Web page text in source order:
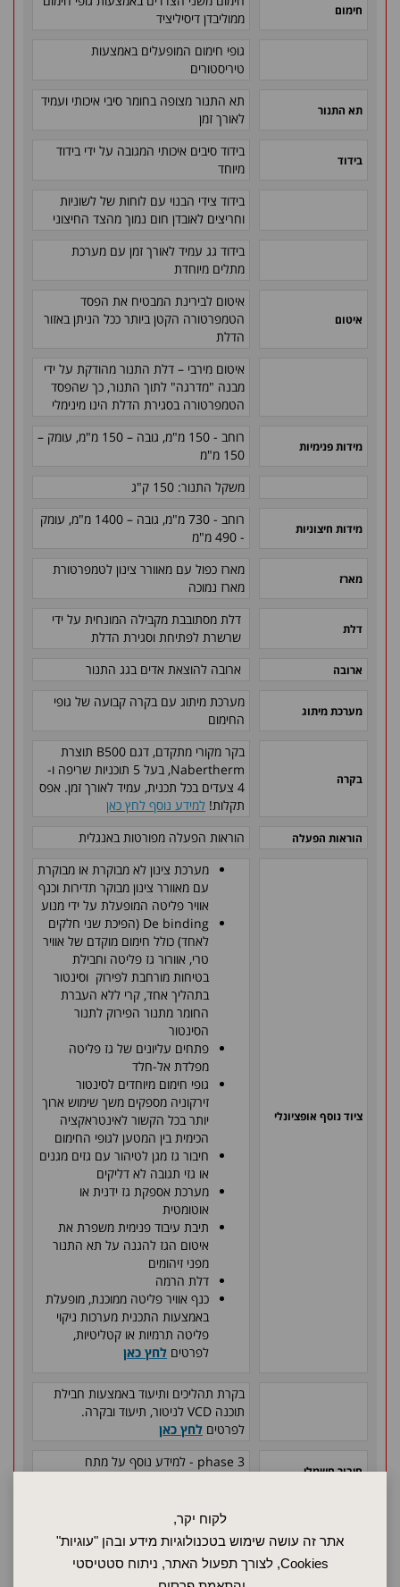
לקוח יקר,
אתר זה עושה שימוש בטכנולוגיות מידע ובהן "עוגיות"
Cookies, לצורך תפעול האתר, ניתוח סטטיסטי
חימום
ממוליבדן דיסיליציד
גופי חימום המופעלים באמצעות
טיריסטורים
תא התנור
תא התנור מצופה בחומר סיבי איכותי ועמיד
לאורך זמן
בידוד
בידוד סיבים איכותי המגובה על ידי בידוד
מיוחד
בידוד צידי הבנוי עם לוחות של לשוניות
וחריצים לאובדן חום נמוך מהצד החיצוני
בידוד גג עמיד לאורך זמן עם מערכת
מתלים מיוחדת
איטום
איטום לבירינת המבטיח את הפסד
הטמפרטורה הקטן ביותר ככל הניתן באזור
הדלת
איטום מירבי – דלת התנור מהודקת על ידי
מבנה "מדרגה" לתוך התנור, כך שהפסד
הטמפרטורה בסגירת הדלת הינו מינימלי
מידות פנימיות
רוחב - 150 מ"מ, גובה – 150 מ"מ
, עומק –
150 מ"מ
משקל התנור: 150 ק"ג
מידות חיצוניות
רוחב - 730 מ"מ, גובה – 1400 מ"מ, עומק
- 490 מ"מ
מארז
מארז כפול עם מאוורר צינון לטמפרטורת
מארז נמוכה
דלת
דלת מסתובבת מקבילה המונחית על ידי
שרשרת לפתיחת וסגירת הדלת
ארובה ארובה להוצאת אדים בגג התנור
מערכת מיתוג
מערכת מיתוג עם בקרה קבועה של גופי
החימום
בקרה
בקר מקורי מתקדם, דגם B500 תוצרת
Nabertherm, בעל 5 תוכניות שריפה ו-
4 צעדים בכל תכנית, עמיד לאורך זמן. אפס
תקלות! למידע נוסף לחץ כאן
הוראות הפעלה הוראות הפעלה מפורטות באנגלית
ציוד נוסף אופציונלי
מערכת צינון לא מבוקרת או מבוקרת
עם מאוורר צינון מבוקר תדירות וכנף
אוויר פליטה המופעלת על ידי מנוע
De binding (הפיכת שני חלקים
לאחד) כולל חימום מוקדם של אוויר
טרי, אוורור גז פליטה וחבילת
בטיחות מורחבת לפירוק וסינטור
בתהליך אחד, קרי ללא העברת
החומר מתנור הפירוק לתנור
הסינטור
פתחים עליונים של גז פליטה
מפלדת אל-חלד
גופי חימום מיוחדים לסינטור
זירקוניה מספקים משך שימוש ארוך
יותר בכל הקשור לאינטראקציה
הכימית בין המטען לגופי החימום
חיבור גז מגן לטיהור עם גזים מגנים
או גזי תגובה לא דליקים
מערכת אספקת גז ידנית או
אוטומטית
תיבת עיבוד פנימית משפרת את
איטום הגז להגנה על תא התנור
מפני זיהומים
דלת הרמה
כנף אוויר פליטה ממוכנת, מופעלת
באמצעות התכנית מערכות ניקוי
פליטה תרמיות או קטליטיות,
לפרטים לחץ כאן
בקרת תהליכים ותיעוד באמצעות חבילת
תוכנה VCD לניטור, תיעוד ובקרה.
לפרטים לחץ כאן
חיבור חשמלי
phase 3 - למידע נוסף על מתח
5.2 KW
4 ליטר